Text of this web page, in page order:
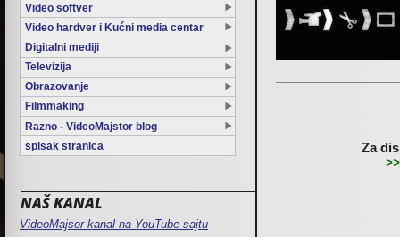
Video softver
Video hardver i Kućni media centar
Digitalni mediji
Televizija
Obrazovanje
Filmmaking
Razno - VideoMajstor blog
spisak stranica
NAŠ KANAL
VideoMajsor kanal na YouTube sajtu
Za